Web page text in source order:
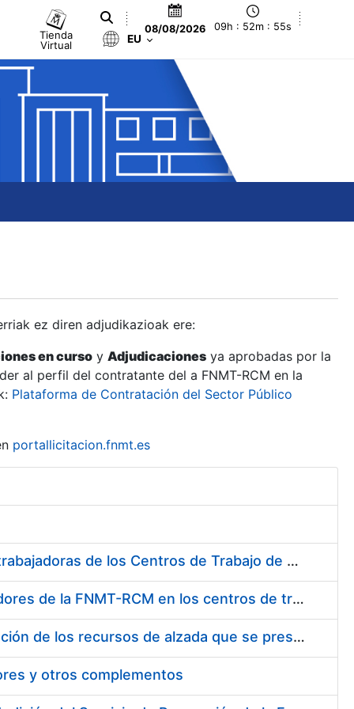
Tienda
Virtual
08/08/2026 09h : 52m : 56s
EU
ez diren adjudikazioak ere:
en curso y Adjudicaciones ya aprobadas por la
al perfil del contratante del a FNMT-RCM en la
Plataforma de Contratación del Sector Público
portallicitacion.fnmt.es
Suministro de Protectores Auditivos a medida para las personas trabajadoras de los Centros de Trabajo de Madrid y Burgos
Suministro de gafas graduadas antiproyecciones para los trabajadores de la FNMT-RCM en los centros de trabajo de Madrid y Burgos
Servicios de una empresa externa para el asesoramiento y resolución de los recursos de alzada que se presentan relacionados con procesos de selección para la FNMT-RCM
y otros complementos